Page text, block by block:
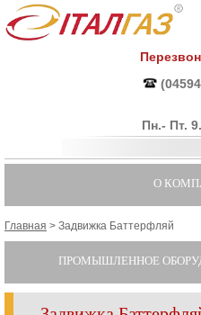
Пн.- Пт.
О
Главная > Задвижка Баттерфляй
ПРОМЫШЛЕННОЕ